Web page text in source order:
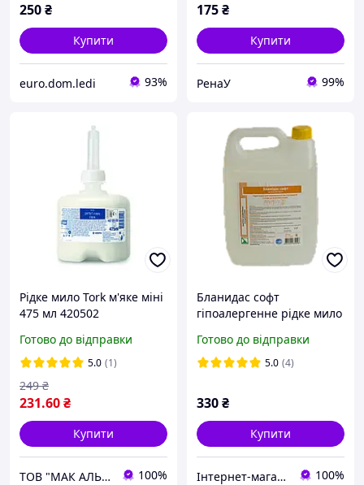
250₴
Купити
euro.dom.ledi 93%
175₴
Купити
РенаУ 99%
Рідке мило Tork м'яке міні
475 мл 420502
Готово до відправки
5.0 (1)
231.60₴
249 ₴
Купити
ТОВ "МАК АЛЬЯНС" 100%
Бланидас софт
гіпоалергенне рідке мило
Готово до відправки
5.0 (4)
330₴
Купити
Інтернет-магазин "Профи плюс" 100%